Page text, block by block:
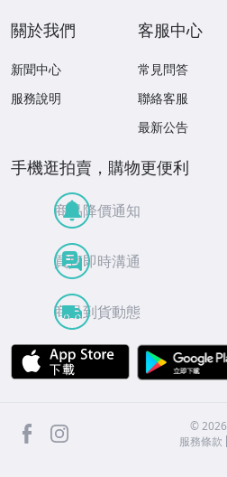
關於我們
新聞中心
服務說明
客服中心
常見問答
聯絡客服
最新公告
手機逛拍賣，購物更便利
商品降價通知
買賣即時溝通
商品到貨動態
APP Store
facebook ©2026
服務條款